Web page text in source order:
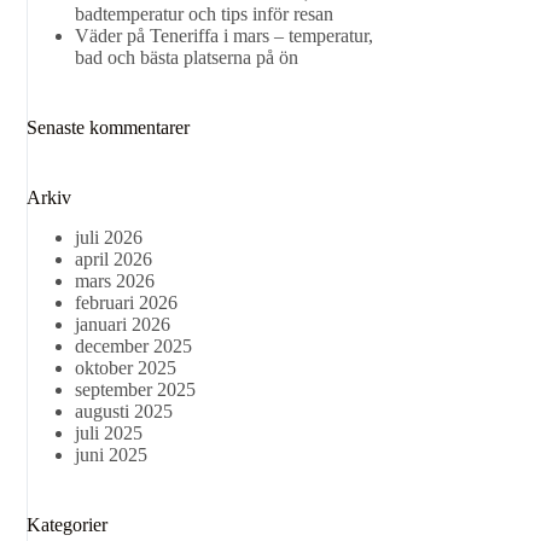
badtemperatur och tips inför resan
Väder på Teneriffa i mars – temperatur,
bad och bästa platserna på ön
Senaste kommentarer
Arkiv
juli 2026
april 2026
mars 2026
februari 2026
januari 2026
december 2025
oktober 2025
september 2025
augusti 2025
juli 2025
juni 2025
Kategorier